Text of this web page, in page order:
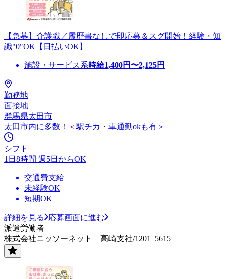
【急募】介護職／履歴書なしで即応募＆スグ開始！経験・知
識"0"OK【日払いOK】
施設・サービス系時給1,400円〜2,125円
勤務地
面接地
群馬県太田市
太田市内に多数！＜駅チカ・車通勤okも有＞
シフト
1日8時間 週5日からOK
交通費支給
未経験OK
短期OK
詳細を見る
応募画面に進む
派遣労働者
株式会社ニッソーネット 高崎支社/1201_5615